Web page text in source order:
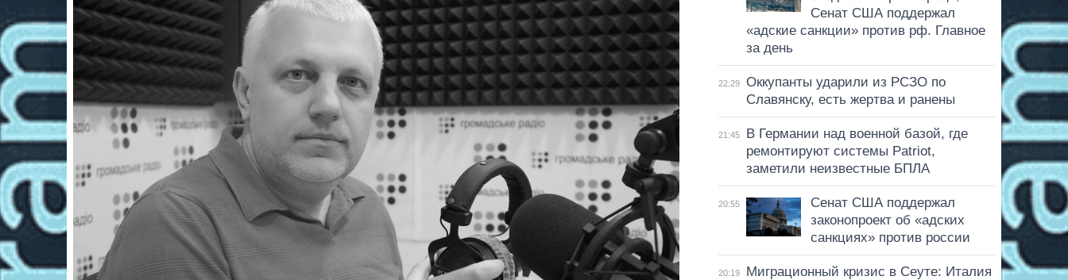
Сенат США поддержал
«адские санкции» против рф. Главное
за день
22:29
Оккупанты ударили из РСЗО по
Славянску, есть жертва и ранены
21:45
В Германии над военной базой, где
ремонтируют системы Patriot,
заметили неизвестные БПЛА
20:55
Сенат США поддержал
законопроект об «адских
санкциях» против россии
20:19
Миграционный кризис в Сеуте: Италия